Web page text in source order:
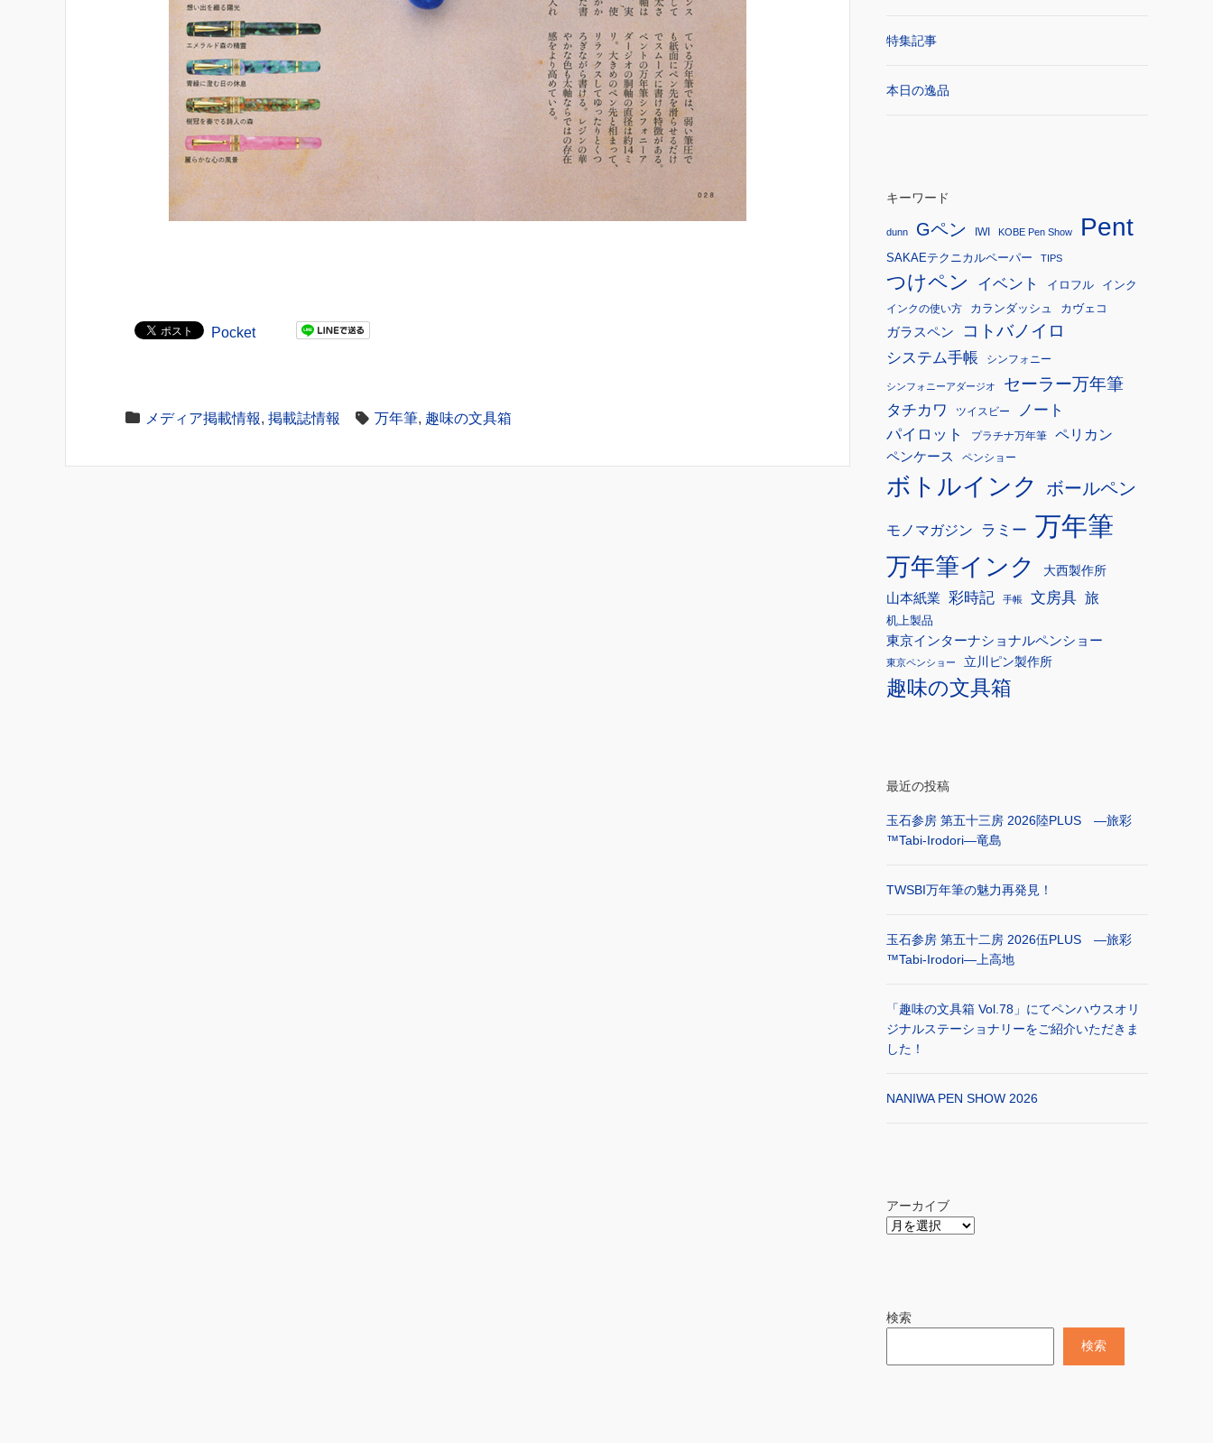
Pocket
メディア掲載情報, 掲載誌情報 万年筆, 趣味の文具箱
特集記事
本日の逸品
キーワード
dunn Gペン IWI KOBE Pen Show Pent
SAKAEテクニカルペーパー TIPS
つけペン イベント イロフル インク
インクの使い方 カランダッシュ カヴェコ
ガラスペン コトバノイロ
システム手帳 シンフォニー
シンフォニーアダージオ セーラー万年筆
タチカワ ツイスビー
ノート
パイロット
プラチナ万年筆 ペリカン
ペンケース ペンショー
ボトルインク ボールペン
モノマガジン ラミー 万年筆
万年筆インク
大西製作所
山本紙業
彩時記 手帳 文房具 旅
机上製品
東京インターナショナルペンショー
東京ペンショー 立川ピン製作所
趣味の文具箱
最近の投稿
玉石参房 第五十三房 2026陸PLUS ―旅彩
™Tabi-Irodori―竜島
TWSBI万年筆の魅力再発見！
玉石参房 第五十二房 2026伍PLUS ―旅彩
™Tabi-Irodori―上高地
「趣味の文具箱 Vol.78」にてペンハウスオリ
ジナルステーショナリーをご紹介いただきま
した！
NANIWA PEN SHOW 2026
アーカイブ
検索
検索